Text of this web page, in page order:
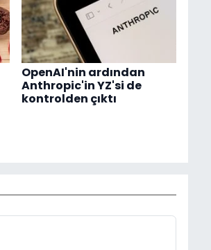
OpenAI'nin ardından
Anthropic'in YZ'si de
kontrolden çıktı